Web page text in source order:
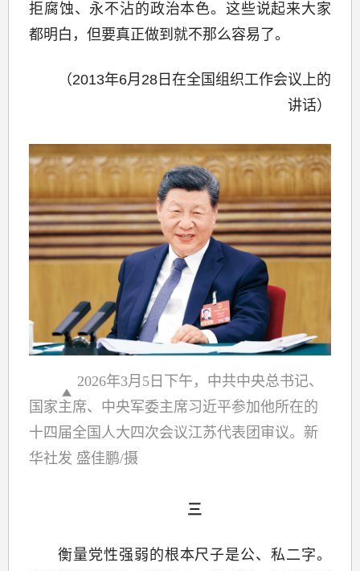
拒腐蚀、永不沾的政治本色。这些说起来大家
都明白，但要真正做到就不那么容易了。
（2013年6月28日在全国组织工作会议上的
讲话）
2026年3月5日下午，中共中央总书记、
国家主席、中央军委主席习近平参加他所在的
十四届全国人大四次会议江苏代表团审议。新
华社发 盛佳鹏/摄
三
衡量党性强弱的根本尺子是公、私二字。